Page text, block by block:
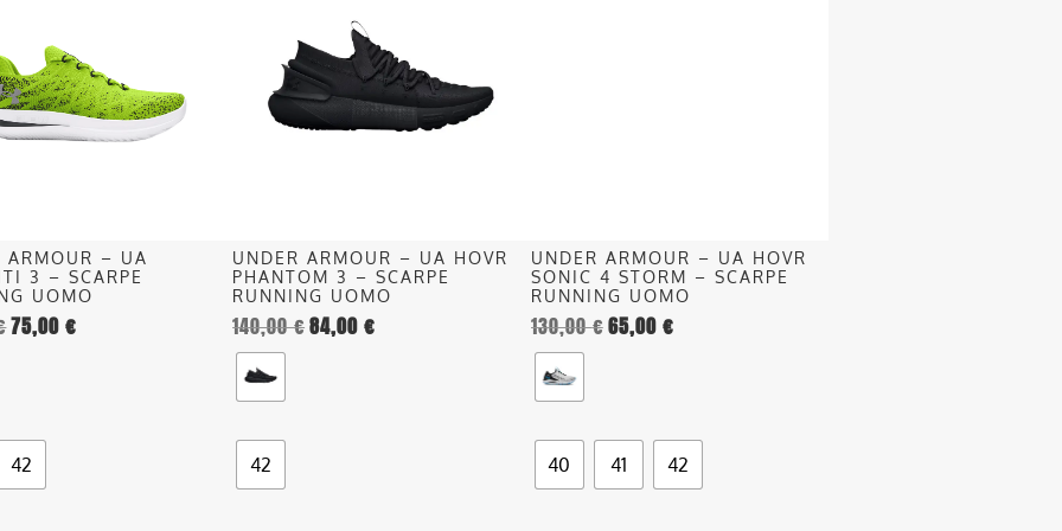
ARMOUR – UA
3 – SCARPE
UOMO
75,00€
42
UNDER ARMOUR – UA HOVR
PHANTOM 3 – SCARPE
RUNNING UOMO
140,00€84,00€
42
varianti.
opzioni
pagina
del
prodotto
UNDER ARMOUR – UA HOVR
SONIC 4 STORM – SCARPE
RUNNING UOMO
130,00€65,00 €
40 41 42
pagina
del
prodotto